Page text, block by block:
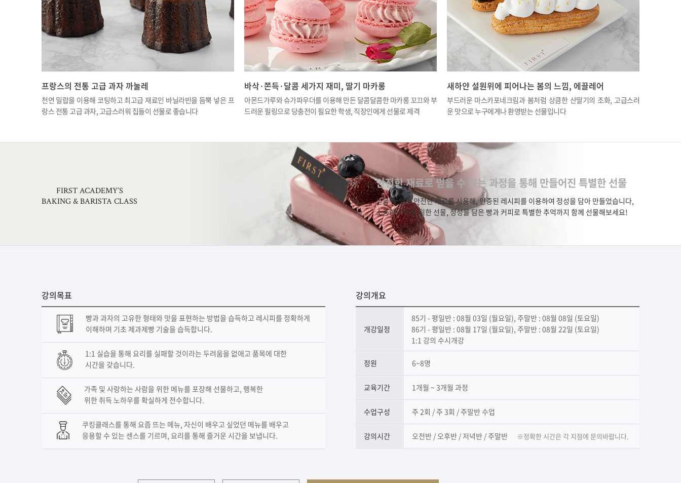
프랑스의 전통 고급 과자 까눌레
천연 밀랍을 이용해 코팅하고 최고급 재료인 바닐라빈을 듬뿍 넣은 프
랑스 전통 고급 과자, 고급스러워 집들이 선물로 좋습니다
바삭·쫀득·달콤 세가지 재미, 딸기 마카롱
아몬드가루와 슈가파우더를 이용해 만든 달콤달콤한 마카롱 꼬끄와 부
드러운 필링으로 당충전이 필요한 학생, 직장인에게 선물로 제격
새하얀 설원위에 피어나는 봄의 느낌, 에끌레어
부드러운 마스카포네크림과 봄처럼 상큼한 산딸기의 조화, 고급스러
운 맛으로 누구에게나 환영받는 선물입니다
FIRST ACADEMY’S
BAKING & BARISTA CLASS
안전한 재료로 믿을 수 있는 과정을 통해 만들어진 특별한 선물
믿을 수 있는 안전한 재료를 사용해, 인증된 레시피를 이용하여 정성을 담아 만들었습니다,
소중한 사람을 위한 선물, 정성을 담은 빵과 커피로 특별한 추억까지 함께 선물해보세요!
강의목표
빵과 과자의 고유한 형태와 맛을 표현하는 방법을 습득하고 레시피를 정확하게
이해하며 기초 제과제빵 기술을 습득합니다.
1:1 실습을 통해 요리를 실패할 것이라는 두려움을 없애고 품목에 대한
시간을 갖습니다.
가족 및 사랑하는 사람을 위한 메뉴를 포장해 선물하고, 행복한
위한 취득 노하우를 확실하게 전수합니다.
쿠킹클래스를 통해 요즘 뜨는 메뉴, 자신이 배우고 싶었던 메뉴를 배우고
응용할 수 있는 센스를 기르며, 요리를 통해 즐거운 시간을 보냅니다.
강의개요
개강일정
85기 - 평일반 : 08월 03일 (월요일), 주말반 : 08월 08일 (토요일)
86기 - 평일반 : 08월 17일 (월요일), 주말반 : 08월 22일 (토요일)
1:1 강의 수시개강
정원 6~8명
교육기간 1개월 ~ 3개월 과정
수업구성 주 2회 / 주 3회 / 주말반 수업
강의시간 오전반 / 오후반 / 저녁반 / 주말반 ※정확한 시간은 각 지점에 문의바랍니다.